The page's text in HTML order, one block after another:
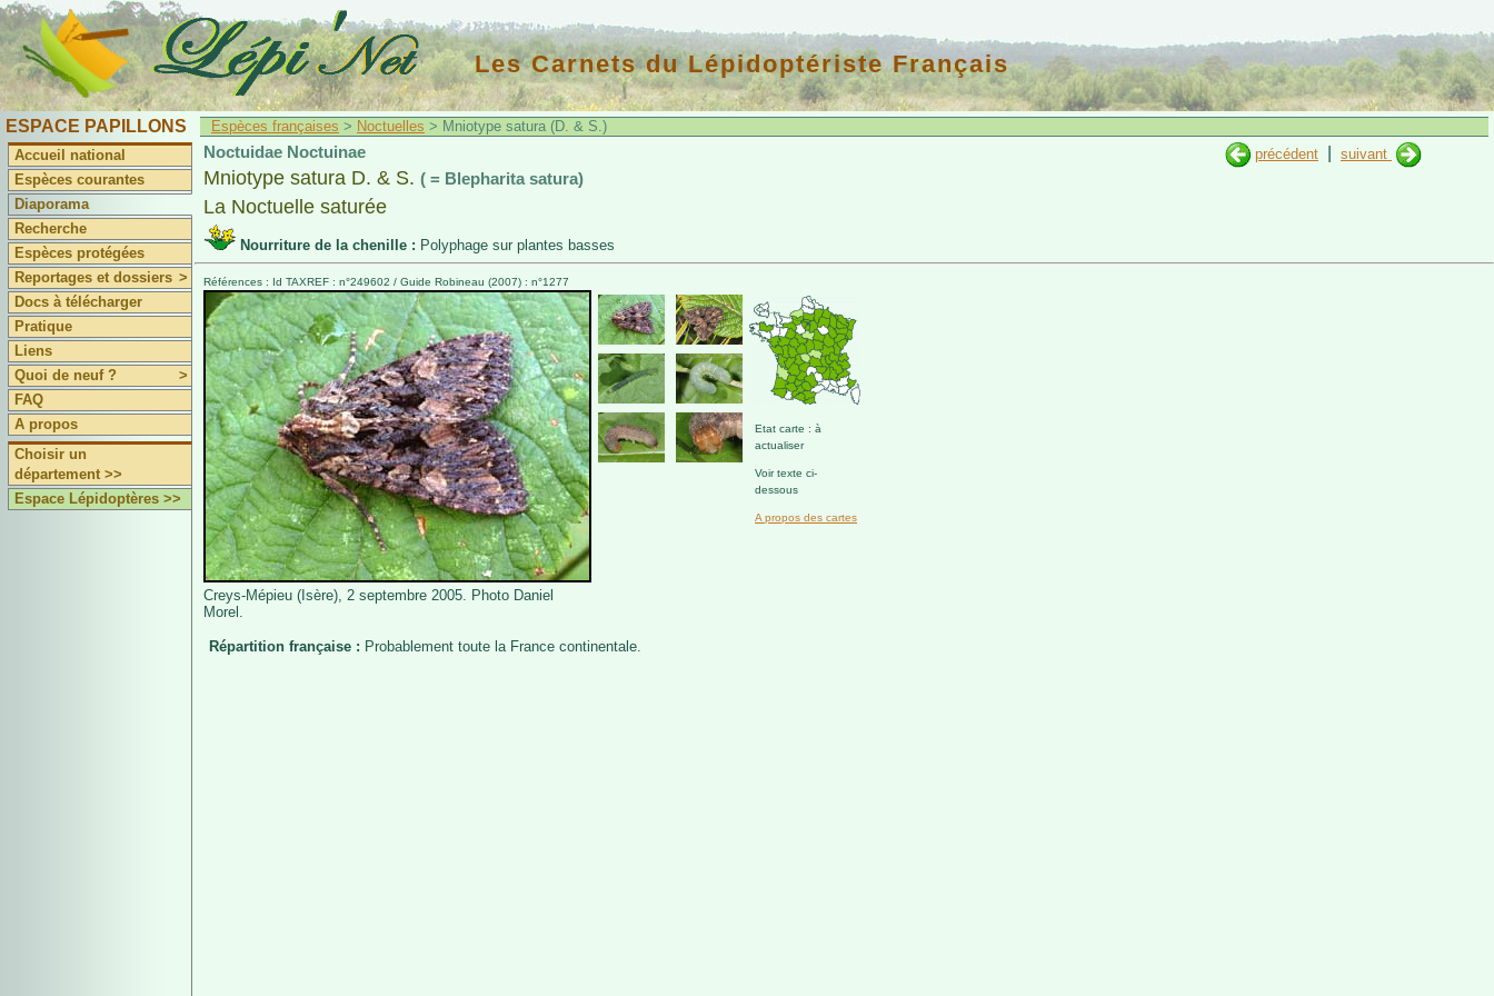
Les Carnets du Lépidoptériste Français
ESPACE PAPILLONS
Accueil national
Espèces courantes
Diaporama
Recherche
Espèces protégées
Reportages et dossiers >
Docs à télécharger
Pratique
Liens
Quoi de neuf ?
>
FAQ
A propos
Choisir un
département >>
Espace Lépidoptères >>
Espèces françaises > Noctuelles > Mniotype satura (D. & S.)
précédent
suivant
Noctuidae Noctuinae
Mniotype satura D. & S. ( = Blepharita satura)
La Noctuelle saturée
Nourriture de la chenille : Polyphage sur plantes basses
Références : Id TAXREF : n°249602 / Guide Robineau (2007) : n°1277
Creys-Mépieu (Isère), 2 septembre 2005. Photo Daniel
Morel.
Etat carte : à
actualiser
Voir texte ci-
dessous
A propos des cartes
Répartition française : Probablement toute la France continentale.